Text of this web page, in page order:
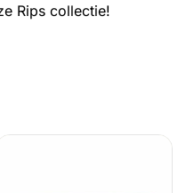
Rips collectie!